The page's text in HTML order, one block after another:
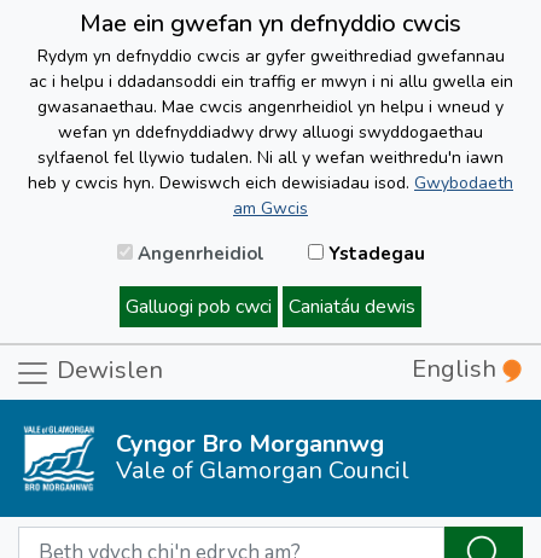
Mae ein gwefan yn defnyddio cwcis
Rydym yn defnyddio cwcis ar gyfer gweithrediad gwefannau
ac i helpu i ddadansoddi ein traffig er mwyn i ni allu gwella ein
gwasanaethau. Mae cwcis angenrheidiol yn helpu i wneud y
wefan yn ddefnyddiadwy drwy alluogi swyddogaethau
sylfaenol fel llywio tudalen. Ni all y wefan weithredu'n iawn
heb y cwcis hyn. Dewiswch eich dewisiadau isod. Gwybodaeth
am Gwcis
Angenrheidiol Ystadegau
Galluogi pob cwci Caniatáu dewis
Dewislen English
Cyngor Bro Morgannwg
Vale of Glamorgan Council